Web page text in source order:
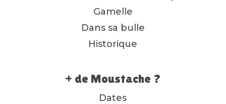
Gamelle
Dans sa bulle
Historique
+ de Moustache ?
Dates